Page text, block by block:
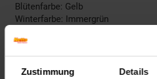
Zustimmung Details
Blütenfarbe: Gelb
Winterfarbe: Immergrün
Frucht: Zierfrucht, nicht essbar
Blattrand: Ganzrandig